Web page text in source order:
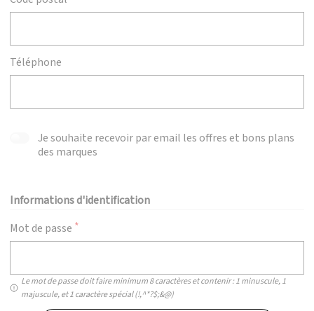
Téléphone
Je souhaite recevoir par email les offres et bons plans
des marques
Informations d'identification
Mot de passe
Le mot de passe doit faire minimum 8 caractères et contenir : 1 minuscule, 1
majuscule, et 1 caractère spécial (!,^*?$;&@)